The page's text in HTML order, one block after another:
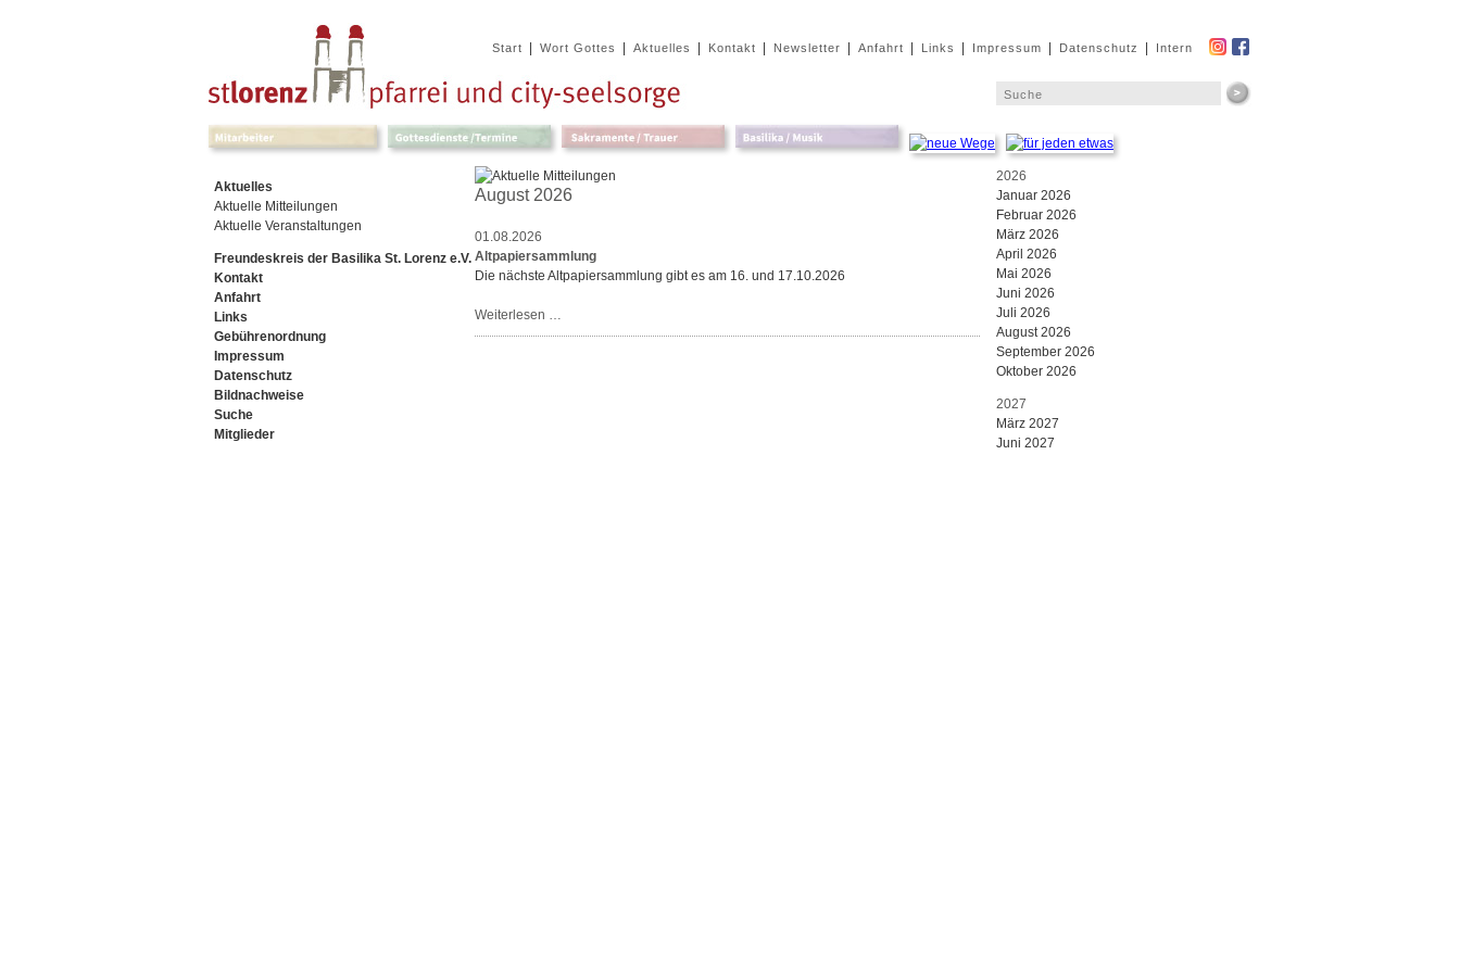
Start Wort Gottes Aktuelles Kontakt Newsletter Anfahrt Links Impressum Datenschutz Intern
August 2026
01.08.2026
Altpapiersammlung
Die nächste Altpapiersammlung gibt es am 16. und 17.10.2026
Weiterlesen …
Navigation
überspringen
Aktuelles
Aktuelle Mitteilungen
Aktuelle Veranstaltungen
Freundeskreis der Basilika St. Lorenz e.V.
Kontakt
Anfahrt
Links
Gebührenordnung
Impressum
Datenschutz
Bildnachweise
Suche
Mitglieder
2026
Januar 2026
Februar 2026
März 2026
April 2026
Mai 2026
Juni 2026
Juli 2026
August 2026
September 2026
Oktober 2026
2027
März 2027
Juni 2027